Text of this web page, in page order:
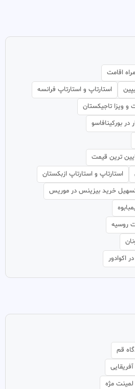
اقامت
استارتاپ و استارتاپ فرانسه
ویزا تاجیکستان
بورکینافاسو
ترین قیمت
استارتاپ و استارتاپ ازبکستان
خرید بیزینس در موریس
روسیه
اکوادور
قم
مژه